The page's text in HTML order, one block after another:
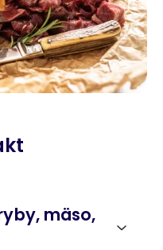
mäso,